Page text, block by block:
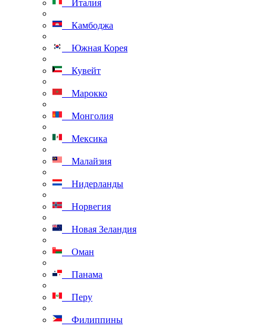
Италия
Камбоджа
Южная Корея
Кувейт
Марокко
Монголия
Мексика
Малайзия
Нидерланды
Норвегия
Новая Зеландия
Оман
Панама
Перу
Филиппины